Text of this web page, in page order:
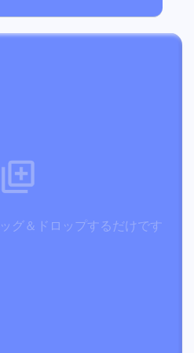
グ＆ドロップするだけです